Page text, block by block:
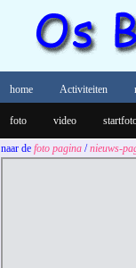
home Activiteiten
foto video
naar de foto pagina /nieuws-